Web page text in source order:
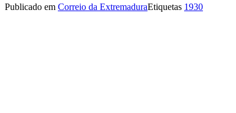
Publicado em Correio da ExtremaduraEtiquetas 1930